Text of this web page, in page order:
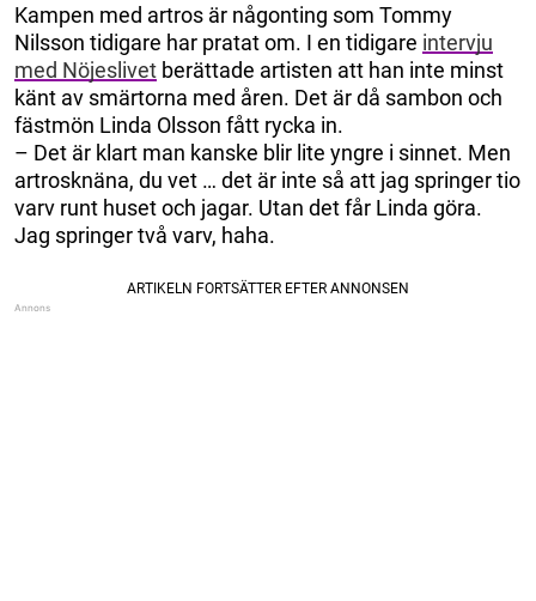
Kampen med artros är någonting som Tommy
Nilsson tidigare har pratat om. I en tidigare intervju
med Nöjeslivet berättade artisten att han inte minst
känt av smärtorna med åren. Det är då sambon och
fästmön Linda Olsson fått rycka in.
– Det är klart man kanske blir lite yngre i sinnet. Men
artrosknäna, du vet … det är inte så att jag springer tio
varv runt huset och jagar. Utan det får Linda göra.
Jag springer två varv, haha.